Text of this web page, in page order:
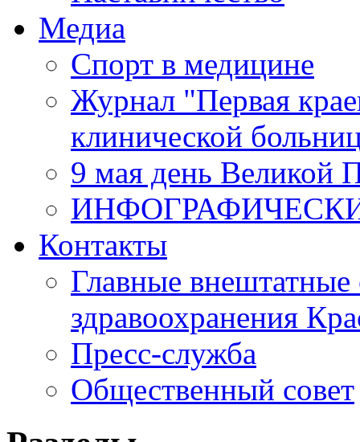
Медиа
Спорт в медицине
Журнал "Первая
клинической
9 мая день Великой
Контакты
Главные внештатные
здравоохранения
Пресс-служба
Общественный совет